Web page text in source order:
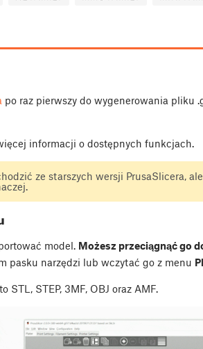
po raz pierwszy do wygenerowania pliku
informacji o dostępnych funkcjach.
ze starszych wersji PrusaSlicera,
model. Możesz przeciągnąć go
pasku narzędzi lub wczytać go z menu
STL, STEP, 3MF, OBJ oraz AMF.